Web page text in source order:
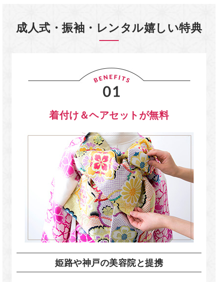
成人式・振袖・レンタル嬉しい特典
着付け＆ヘアセットが無料
姫路や神戸の美容院と提携